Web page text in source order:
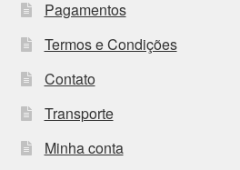
Pagamentos
Termos e Condições
Contato
Transporte
Minha conta